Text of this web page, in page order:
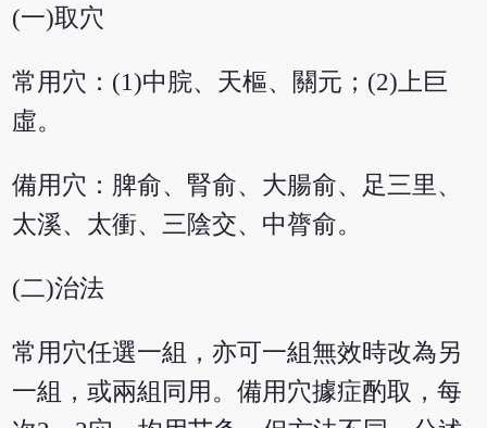
(一)取穴
常用穴：(1)中脘、天樞、關元；(2)上巨
虛。
備用穴：脾俞、腎俞、大腸俞、足三里、
太溪、太衝、三陰交、中膂俞。
(二)治法
常用穴任選一組，亦可一組無效時改為另
一組，或兩組同用。備用穴據症酌取，每